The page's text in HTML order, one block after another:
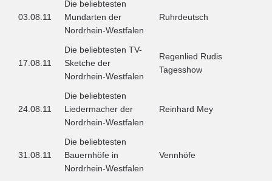
03.08.11
Die beliebtesten
Mundarten der
Nordrhein-Westfalen
Ruhrdeutsch
17.08.11
Die beliebtesten TV-
Sketche der
Nordrhein-Westfalen
Regenlied Rudis
Tagesshow
24.08.11
Die beliebtesten
Liedermacher der
Nordrhein-Westfalen
Reinhard Mey
31.08.11
Die beliebtesten
Bauernhöfe in
Nordrhein-Westfalen
Vennhöfe